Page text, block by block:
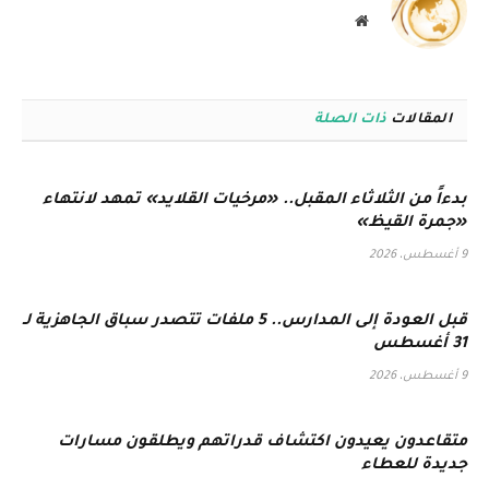
موقع
المقالات ذات الصلة
بدءاً من الثلاثاء المقبل.. «مرخيات القلايد» تمهد لانتهاء
«جمرة القيظ»
9 أغسطس، 2026
قبل العودة إلى المدارس.. 5 ملفات تتصدر سباق الجاهزية لـ
31 أغسطس
9 أغسطس، 2026
متقاعدون يعيدون اكتشاف قدراتهم ويطلقون مسارات
جديدة للعطاء